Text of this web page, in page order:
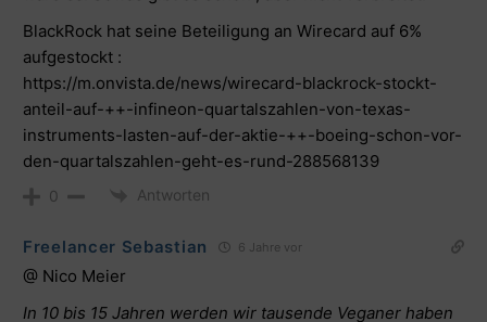
BlackRock hat seine Beteiligung an Wirecard auf 6%
aufgestockt :
https://m.onvista.de/news/wirecard-blackrock-stockt-
anteil-auf-++-infineon-quartalszahlen-von-texas-
instruments-lasten-auf-der-aktie-++-boeing-schon-vor-
den-quartalszahlen-geht-es-rund-288568139
0 Antworten
Freelancer Sebastian 6 Jahre vor
@ Nico Meier
In 10 bis 15 Jahren werden wir tausende Veganer haben